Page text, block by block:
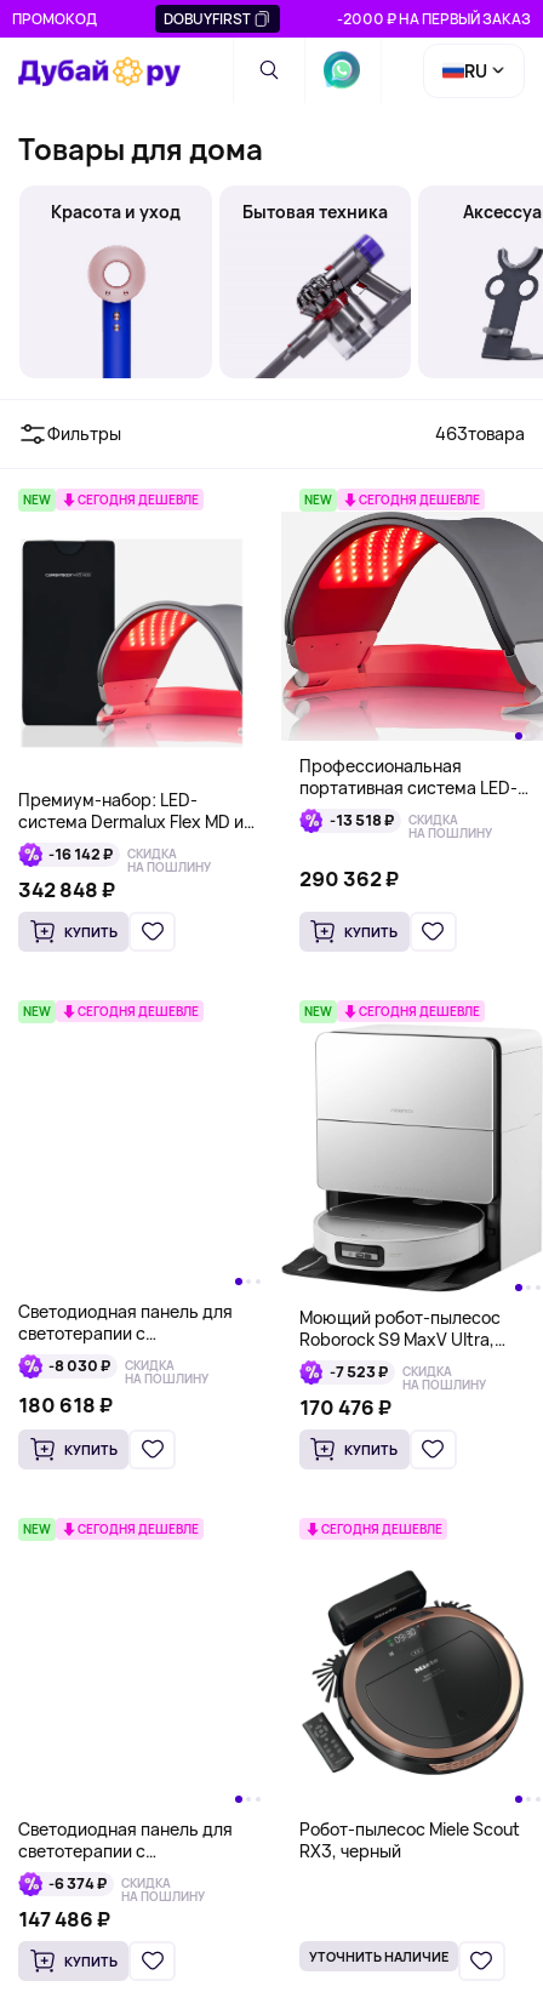
ПРОМОКОД DOBUYFIRST -2000 ₽ НА ПЕРВЫЙ ЗАКАЗ
RU
Товары для дома
Красота и уход Бытовая техника
Фильтры 463товара
NEW СЕГОДНЯ ДЕШЕВЛЕ
Премиум-набор: LED-
система Dermalux Flex MD и
Инфракрасная сауна-одеяло
CurrentBody Skin
-16 142 ₽ СКИДКА
НА ПОШЛИНУ
342 848 ₽
КУПИТЬ
NEW СЕГОДНЯ ДЕШЕВЛЕ
Профессиональная
портативная система LED-
терапии CurrentBody Skin
Dermalux Flex MD
-13 518 ₽ СКИДКА
НА ПОШЛИНУ
290 362 ₽
КУПИТЬ
NEW СЕГОДНЯ ДЕШЕВЛЕ
Светодиодная панель для
светотерапии с
инфракрасным одеялом для
сауны в комплекте
CurrentBody Skin
-8 030 ₽ СКИДКА
НА ПОШЛИНУ
180 618 ₽
КУПИТЬ
NEW СЕГОДНЯ ДЕШЕВЛЕ
Моющий робот-пылесос
Roborock S9 MaxV Ultra,
белый-7 523 ₽ СКИДКА
НА ПОШЛИНУ
170 476 ₽
КУПИТЬ
NEW СЕГОДНЯ ДЕШЕВЛЕ
Светодиодная панель для
светотерапии с
гидрогелевыми масками для
шеи и сывороткой для тела в
комплекте CurrentBody Skin
-6 374 ₽ СКИДКА
НА ПОШЛИНУ
147 486 ₽
КУПИТЬ
СЕГОДНЯ ДЕШЕВЛЕ
Робот-пылесос Miele Scout
RX3, черный
УТОЧНИТЬ НАЛИЧИЕ